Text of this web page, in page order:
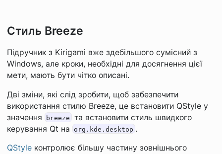
Стиль Breeze
Підручник з Kirigami вже здебільшого сумісний з
Windows, але кроки, необхідні для досягнення цієї
мети, мають бути чітко описані.
Дві зміни, які слід зробити, щоб забезпечити
використання стилю Breeze, це встановити QStyle у
значення
breeze
та встановити стиль швидкого
керування Qt на
org.kde.desktop .
QStyleконтролює більшу частину зовнішнього